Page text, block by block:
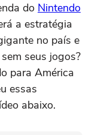
do Nintendo
a estratégia
no país e
seus jogos?
para América
essas
abaixo.